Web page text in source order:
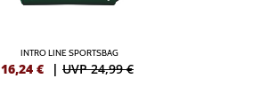
INTRO LINE SPORTSBAG
16,24 € | UVP 24,99 €